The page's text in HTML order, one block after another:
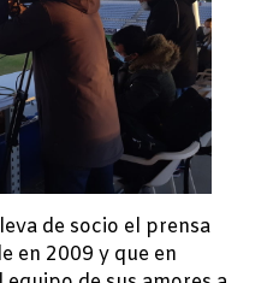
de socio el prensa
en 2009 y que en